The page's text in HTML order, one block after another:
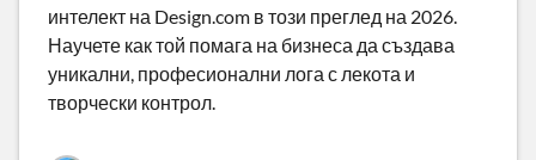
интелект на Design.com в този преглед на 2026.
Научете как той помага на бизнеса да създава
уникални, професионални лога с лекота и
творчески контрол.